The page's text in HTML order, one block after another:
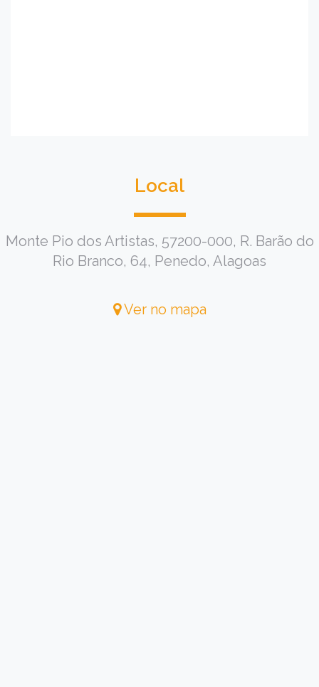
Local
Monte Pio dos Artistas, 57200-000, R. Barão do
Rio Branco, 64, Penedo, Alagoas
Ver no mapa